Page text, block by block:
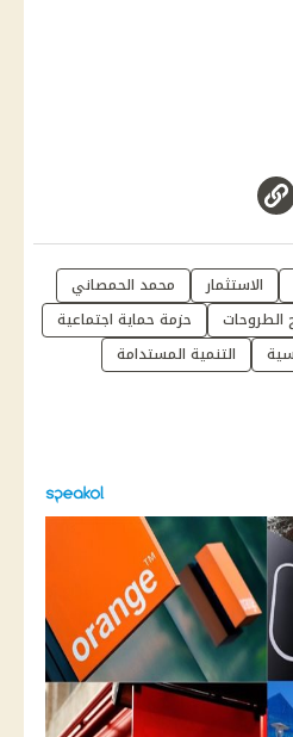
الاستثمار
محمد الحمصاني
الطروحات
حزمة حماية اجتماعية
التنمية المستدامة